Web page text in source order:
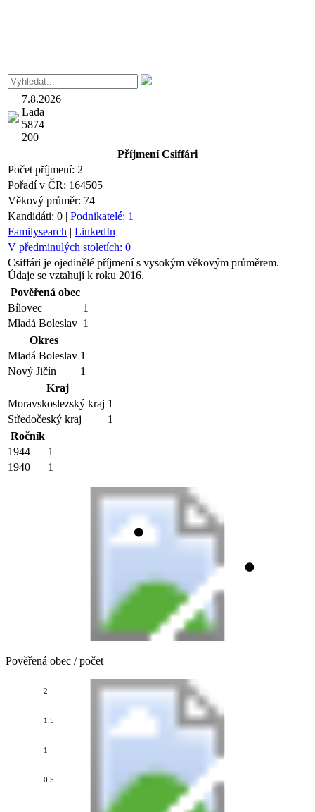
7.8.2026
Lada
5874
200
PříjmeníCsiffári
Počet příjmení: 2
Pořadí v ČR: 164505
Věkový průměr: 74
Kandidáti: 0 | Podnikatelé: 1
Familysearch | LinkedIn
V předminulých stoletích: 0
Csiffári je ojedinělé příjmení s vysokým věkovým průměrem.
Údaje se vztahují k roku 2016.
Pověřená obec
Bílovec
1
Mladá Boleslav 1
Okres
Mladá Boleslav 1
Nový Jičín
1
Kraj
Moravskoslezský kraj 1
Středočeský kraj
1
Ročník
1944
1
1940
1
Pověřená obec / počet
0.5
1
1.5
2